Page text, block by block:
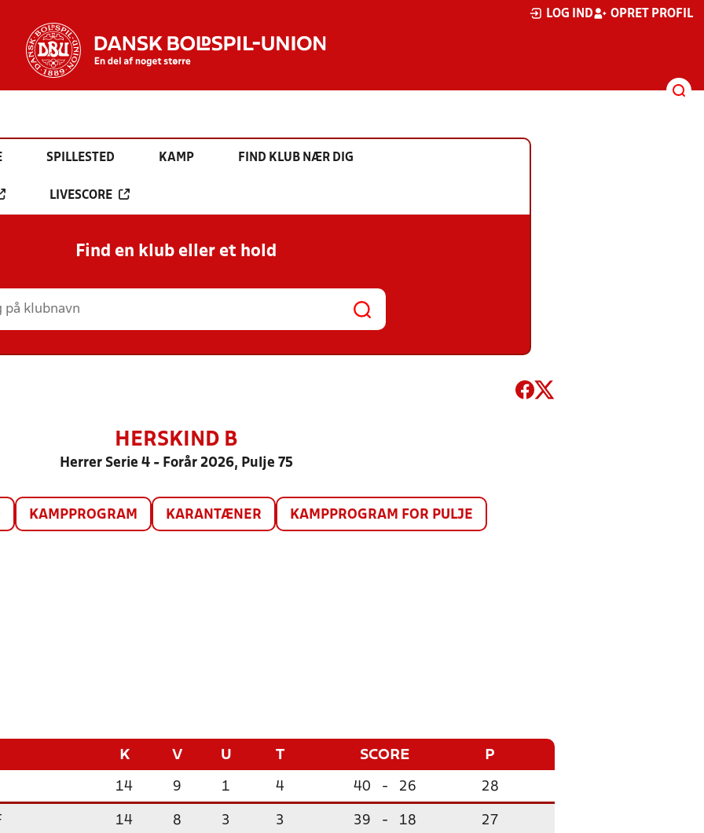
LOG IND OPRET PROFIL
SPILLESTED KAMP FIND KLUB NÆR DIG
LIVESCORE
Find en klub eller et hold
HERSKIND B
Herrer Serie 4 - Forår 2026, Pulje 75
KAMPPROGRAM KARANTÆNER KAMPPROGRAM FOR PULJE
K V U T SCORE P
14 9 1 4 40 - 26 28
14 8 3 3 39 - 18 27